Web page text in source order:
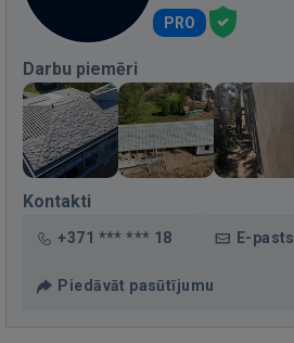
PRO
Darbu piemēri
Kontakti
+371 *** *** 18 E-pasts
Piedāvāt pasūtījumu